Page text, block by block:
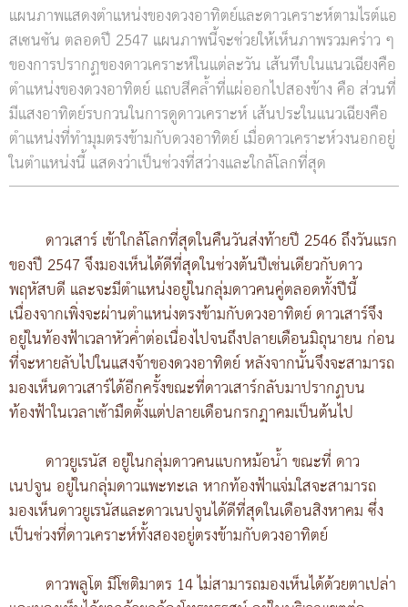
แผนภาพแสดงตำแหน่งของดวงอาทิตย์และดาวเคราะห์ตามไรต์แอ
สเซนชัน ตลอดปี 2547 แผนภาพนี้จะช่วยให้เห็นภาพรวมคร่าว ๆ
ของการปรากฏของดาวเคราะห์ในแต่ละวัน เส้นทึบในแนวเฉียงคือ
ตำแหน่งของดวงอาทิตย์ แถบสีคล้ำที่แผ่ออกไปสองข้าง คือ ส่วนที่
มีแสงอาทิตย์รบกวนในการดูดาวเคราะห์ เส้นประในแนวเฉียงคือ
ตำแหน่งที่ทำมุมตรงข้ามกับดวงอาทิตย์ เมื่อดาวเคราะห์วงนอกอยู่
ในตำแหน่งนี้ แสดงว่าเป็นช่วงที่สว่างและใกล้โลกที่สุด
ดาวเสาร์ เข้าใกล้โลกที่สุดในคืนวันส่งท้ายปี 2546 ถึงวันแรก
ของปี 2547 จึงมองเห็นได้ดีที่สุดในช่วงต้นปีเช่นเดียวกับดาว
พฤหัสบดี และจะมีตำแหน่งอยู่ในกลุ่มดาวคนคู่ตลอดทั้งปีนี้
เนื่องจากเพิ่งจะผ่านตำแหน่งตรงข้ามกับดวงอาทิตย์ ดาวเสาร์จึง
อยู่ในท้องฟ้าเวลาหัวค่ำต่อเนื่องไปจนถึงปลายเดือนมิถุนายน ก่อน
ที่จะหายลับไปในแสงจ้าของดวงอาทิตย์ หลังจากนั้นจึงจะสามารถ
มองเห็นดาวเสาร์ได้อีกครั้งขณะที่ดาวเสาร์กลับมาปรากฏบน
ท้องฟ้าในเวลาเช้ามืดตั้งแต่ปลายเดือนกรกฎาคมเป็นต้นไป
ดาวยูเรนัส อยู่ในกลุ่มดาวคนแบกหม้อน้ำ ขณะที่ ดาว
เนปจูน อยู่ในกลุ่มดาวแพะทะเล หากท้องฟ้าแจ่มใสจะสามารถ
มองเห็นดาวยูเรนัสและดาวเนปจูนได้ดีที่สุดในเดือนสิงหาคม ซึ่ง
เป็นช่วงที่ดาวเคราะห์ทั้งสองอยู่ตรงข้ามกับดวงอาทิตย์
ดาวพลูโต มีโชติมาตร 14 ไม่สามารถมองเห็นได้ด้วยตาเปล่า